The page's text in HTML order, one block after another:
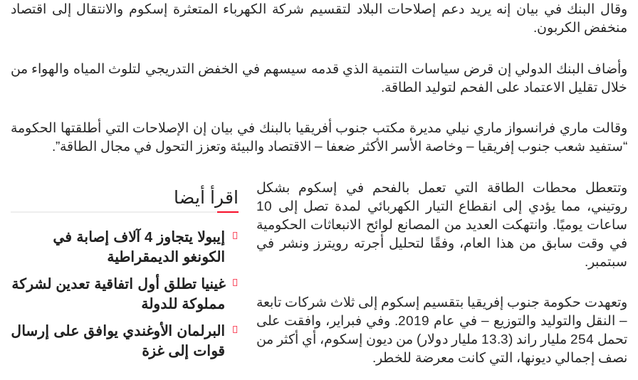
وقال البنك في بيان إنه يريد دعم إصلاحات البلاد لتقسيم شركة الكهرباء المتعثرة إسكوم والانتقال إلى اقتصاد
منخفض الكربون.
وأضاف البنك الدولي إن قرض سياسات التنمية الذي قدمه سيسهم في الخفض التدريجي لتلوث المياه والهواء من
خلال تقليل الاعتماد على الفحم لتوليد الطاقة.
وقالت ماري فرانسواز ماري نيلي مديرة مكتب جنوب أفريقيا بالبنك في بيان إن الإصلاحات التي أطلقتها الحكومة
“ستفيد شعب جنوب إفريقيا – وخاصة الأسر الأكثر ضعفا – الاقتصاد والبيئة وتعزز التحول في مجال الطاقة”.
اقرأ أيضا
إيبولا يتجاوز 4 آلاف إصابة في
الكونغو الديمقراطية
غينيا تطلق أول اتفاقية تعدين لشركة
مملوكة للدولة
البرلمان الأوغندي يوافق على إرسال
قوات إلى غزة
وتتعطل محطات الطاقة التي تعمل بالفحم في إسكوم بشكل
روتيني، مما يؤدي إلى انقطاع التيار الكهربائي لمدة تصل إلى 10
ساعات يوميًا. وانتهكت العديد من المصانع لوائح الانبعاثات الحكومية
في وقت سابق من هذا العام، وفقًا لتحليل أجرته رويترز ونشر في
سبتمبر.
وتعهدت حكومة جنوب إفريقيا بتقسيم إسكوم إلى ثلاث شركات تابعة
– النقل والتوليد والتوزيع – في عام 2019. وفي فبراير، وافقت على
تحمل 254 مليار راند (13.3 مليار دولار) من ديون إسكوم، أي أكثر من
نصف إجمالي ديونها، التي كانت معرضة للخطر.